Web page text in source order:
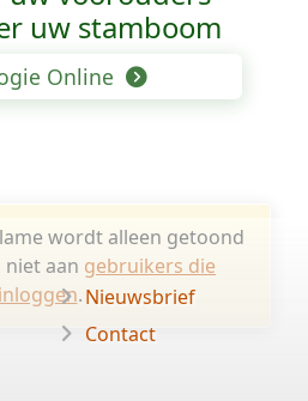
uw stamboom
Online
wordt alleen getoond
niet aan gebruikers die
inloggen.Nieuwsbrief
Contact